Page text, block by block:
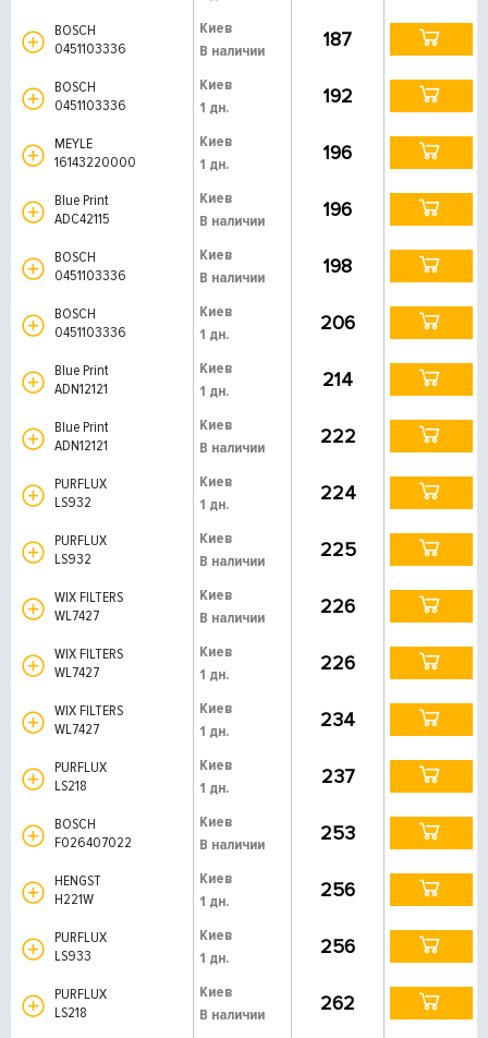
BOSCH
0451103336
Киев
В наличии
187
BOSCH
0451103336
Киев
1 дн.
192
MEYLE
16143220000
Киев
1 дн.
196
Blue Print
ADC42115
Киев
В наличии
196
BOSCH
0451103336
Киев
В наличии
198
BOSCH
0451103336
Киев
1 дн.
206
Blue Print
ADN12121
Киев
1 дн.
214
Blue Print
ADN12121
Киев
В наличии
222
PURFLUX
LS932
Киев
1 дн.
224
PURFLUX
LS932
Киев
В наличии
225
WIX FILTERS
WL7427
Киев
В наличии
226
WIX FILTERS
WL7427
Киев
1 дн.
226
WIX FILTERS
WL7427
Киев
1 дн.
234
PURFLUX
LS218
Киев
1 дн.
237
BOSCH
F026407022
Киев
В наличии
253
HENGST
H221W
Киев
1 дн.
256
PURFLUX
LS933
Киев
1 дн.
256
PURFLUX
LS218
Киев
В наличии
262